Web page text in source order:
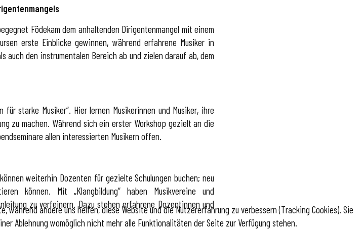
Födekam dem anhaltenden Dirigentenmangel mit einem
erste Einblicke gewinnen, während erfahrene Musiker in
auch den instrumentalen Bereich ab und zielen darauf ab, dem
starke Musiker“. Hier lernen Musikerinnen und Musiker, ihre
zu machen. Während sich ein erster Workshop gezielt an die
allen interessierten Musikern offen.
weiterhin Dozenten für gezielte Schulungen buchen; neu
können. Mit „Klangbildung“ haben Musikvereine und
zu verfeinern. Dazu stehen erfahrene Dozentinnen und
andere uns helfen, diese Website und die Nutzererfahrung zu verbessern (Tracking Cookies). Sie
Ablehnung womöglich nicht mehr alle Funktionalitäten der Seite zur Verfügung stehen.